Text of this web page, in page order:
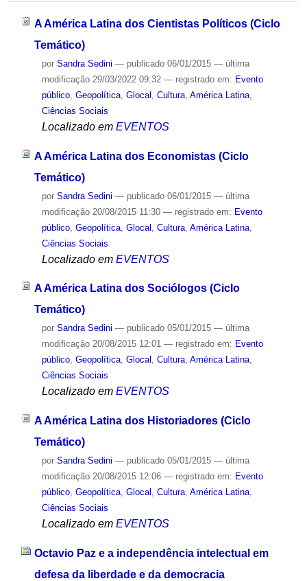
A América Latina dos Cientistas Políticos (Ciclo
Temático)
por Sandra Sedini — publicado06/01/2015 — última
modificação29/03/2022 09:32 — registrado em: Evento
público, Geopolítica, Glocal Cultura, América Latina,
Ciências Sociais
Localizado em EVENTOS
A América Latina dos Economistas (Ciclo
Temático)
por Sandra Sedini — publicado06/01/2015 — última
modificação20/08/2015 11:30 — registrado em: Evento
público, Geopolítica, Glocal Cultura, América Latina,
Ciências Sociais
Localizado em EVENTOS
A América Latina dos Sociólogos (Ciclo
Temático)
por Sandra Sedini — publicado05/01/2015 — última
modificação20/08/2015 12:01 — registrado em: Evento
público, Geopolítica, Glocal , Cultura, América Latina,
Ciências Sociais
Localizado em EVENTOS
A América Latina dos Historiadores (Ciclo
Temático)
por Sandra Sedini — publicado05/01/2015 — última
modificação20/08/2015 12:06 — registrado em: Evento
público, Geopolítica, Glocal , Cultura, América Latina,
Ciências Sociais
Localizado em EVENTOS
Octavio Paz e a independência intelectual em
defesa da liberdade e da democracia